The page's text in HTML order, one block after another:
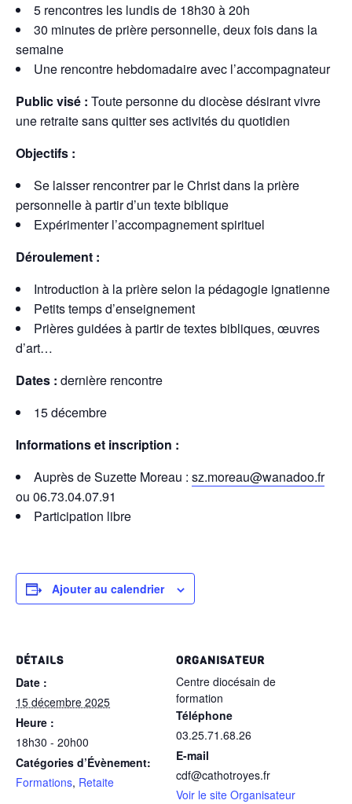
5 rencontres les lundis de 18h30 à 20h
30 minutes de prière personnelle, deux fois dans la
semaine
Une rencontre hebdomadaire avec l’accompagnateur
Public visé : Toute personne du diocèse désirant vivre
une retraite sans quitter ses activités du quotidien
Objectifs :
Se laisser rencontrer par le Christ dans la prière
personnelle à partir d’un texte biblique
Expérimenter l’accompagnement spirituel
Déroulement :
Introduction à la prière selon la pédagogie ignatienne
Petits temps d’enseignement
Prières guidées à partir de textes bibliques, œuvres
d’art…
Dates : dernière rencontre
15 décembre
Informations et inscription :
Auprès de Suzette Moreau : sz.moreau@wanadoo.fr
ou 06.73.04.07.91
Participation libre
Ajouter au calendrier
DÉTAILS
Date :
15 décembre 2025
Heure :
18h30 - 20h00
Catégories d’Évènement:
Formations, Retaite
ORGANISATEUR
Centre diocésain de
formation
Téléphone
03.25.71.68.26
E-mail
cdf@cathotroyes.fr
Voir le site Organisateur